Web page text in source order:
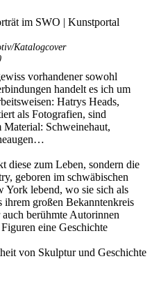
von Prof. Uli Rothfuss
Katalogcover
vorhandener sowohl
handelt es ich um
Hatrys Heads,
als Fotografien, sind
Material: Schweinehaut,
diese zum Leben, sondern die
geboren im schwäbischen
York lebend, wo sie sich als
ihrem großen Bekanntenkreis
berühmte Autorinnen
eine Geschichte
von Skulptur und Geschichte